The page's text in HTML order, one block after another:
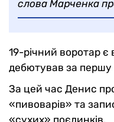
слова Марченка
19-річний воротар
дебютував за
За цей час Денис
«пивоварів» та
«сухих» поєдинків.